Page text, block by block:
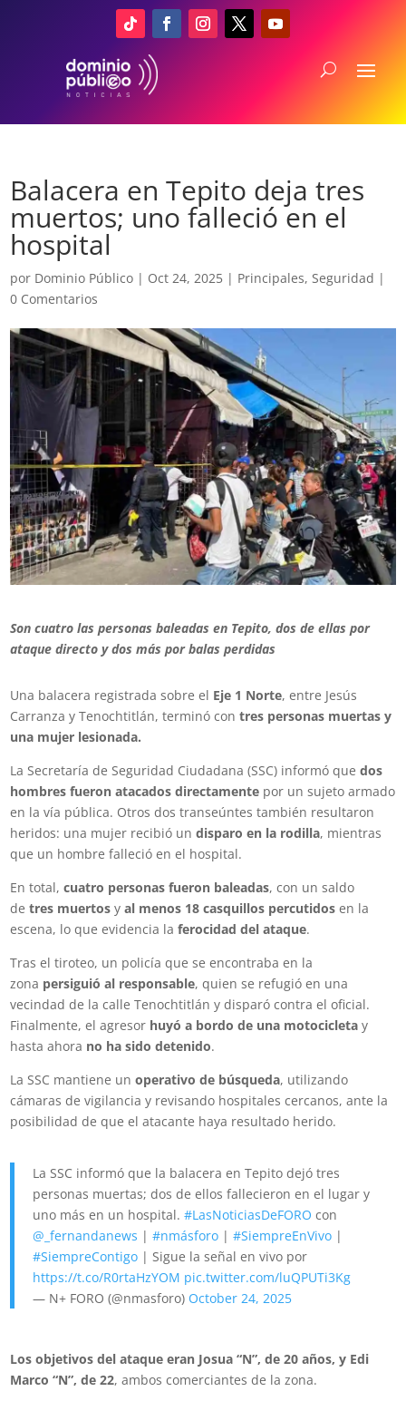
Balacera en Tepito deja tres
muertos; uno falleció en el
hospital
por Dominio Público | Oct 24, 2025 | Principales,Seguridad |
0 Comentarios
Son cuatro las personas baleadas en Tepito, dos de ellas por
ataque directo y dos más por balas perdidas
Una balacera registrada sobre el Eje 1 Norte, entre Jesús
Carranza y Tenochtitlán, terminó contres personas muertas y
una mujer lesionada.
La Secretaría de Seguridad Ciudadana (SSC) informó quedos
hombres fueron atacados directamente por un sujeto armado
en la vía pública. Otros dos transeúntes también resultaron
heridos: una mujer recibió undisparo en la rodilla, mientras
que un hombre falleció en el hospital.
En total,cuatro personas fueron baleadas, con un saldo
detres muertos yal menos 18 casquillos percutidos en la
escena, lo que evidencia laferocidad del ataque.
Tras el tiroteo, un policía que se encontraba en la
zona persiguió al responsable, quien se refugió en una
vecindad de la calle Tenochtitlán y disparó contra el oficial.
Finalmente, el agresor huyó a bordo de una motocicleta y
hasta ahora no ha sido detenido.
La SSC mantiene unoperativo de búsqueda, utilizando
cámaras de vigilancia y revisando hospitales cercanos, ante la
posibilidad de que el atacante haya resultado herido.
La SSC informó que la balacera en Tepito dejó tres
personas muertas; dos de ellos fallecieron en el lugar y
uno más en un hospital.#LasNoticiasDeFORO con
@_fernandanews |#nmásforo |#SiempreEnVivo |
#SiempreContigo | Sigue la señal en vivo por
https://t.co/R0rtaHzYOM pic.twitter.com/luQPUTi3Kg
— N+ FORO (@nmasforo) October 24, 2025
Los objetivos del ataque eran Josua “N”, de 20 años, y Edi
Marco “N”, de 22, ambos comerciantes de la zona.